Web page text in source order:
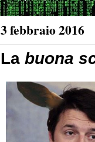
3 febbraio 2016
La buona